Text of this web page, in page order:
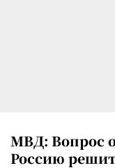
МВД: Вопрос
Россию